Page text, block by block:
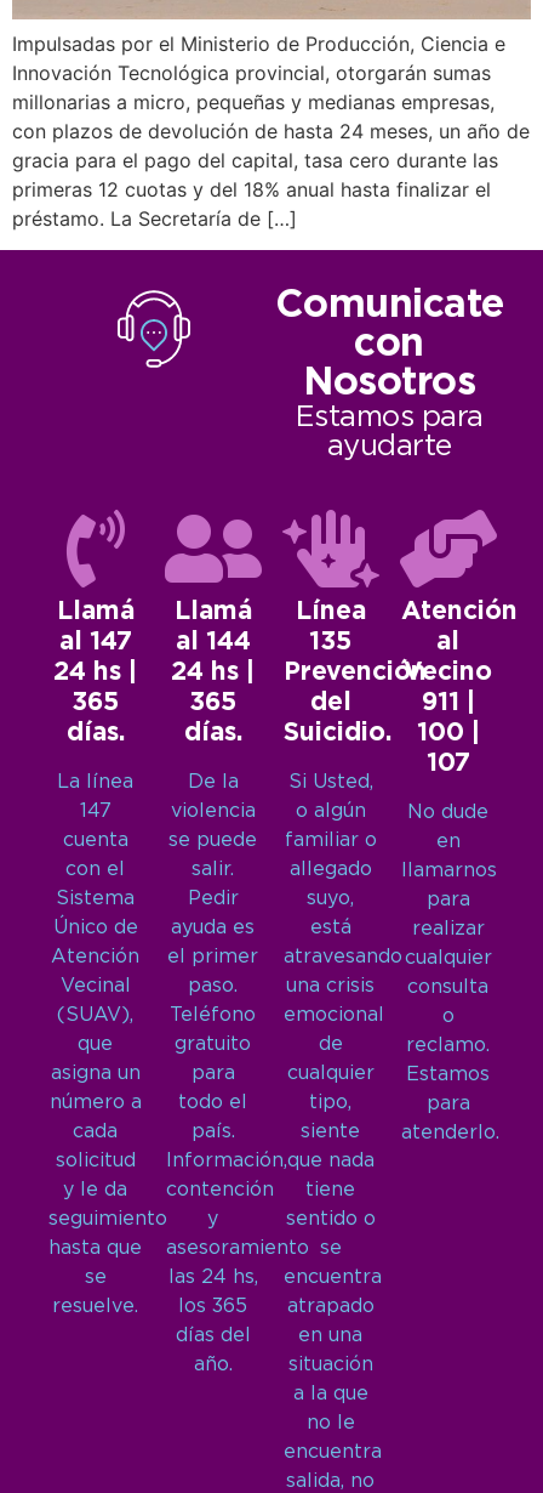
Impulsadas por el Ministerio de Producción, Ciencia e
Innovación Tecnológica provincial, otorgarán sumas
millonarias a micro, pequeñas y medianas empresas,
con plazos de devolución de hasta 24 meses, un año de
gracia para el pago del capital, tasa cero durante las
primeras 12 cuotas y del 18% anual hasta finalizar el
préstamo. La Secretaría de […]
Comunicate
con
Nosotros
Estamos para
ayudarte
Llamá
al 147
24 hs |
365
días.
La línea
147
cuenta
con el
Sistema
Único de
Atención
Vecinal
(SUAV),
que
asigna un
número a
cada
solicitud
y le da
seguimiento
hasta que
se
resuelve.
Llamá
al 144
24 hs |
365
días.
De la
violencia
se puede
salir.
Pedir
ayuda es
el primer
paso.
Teléfono
gratuito
para
todo el
país.
Información,
contención
y
asesoramiento
las 24 hs,
los 365
días del
año.
Línea
135
Prevención
del
Suicidio.
Si Usted,
o algún
familiar o
allegado
suyo,
está
atravesando
una crisis
emocional
de
cualquier
tipo,
siente
que nada
tiene
sentido o
se
encuentra
atrapado
en una
situación
a la que
no le
encuentra
salida, no
Atención
al
Vecino
911 |
100 |
107
No dude
en
llamarnos
para
realizar
cualquier
consulta
o
reclamo.
Estamos
para
atenderlo.